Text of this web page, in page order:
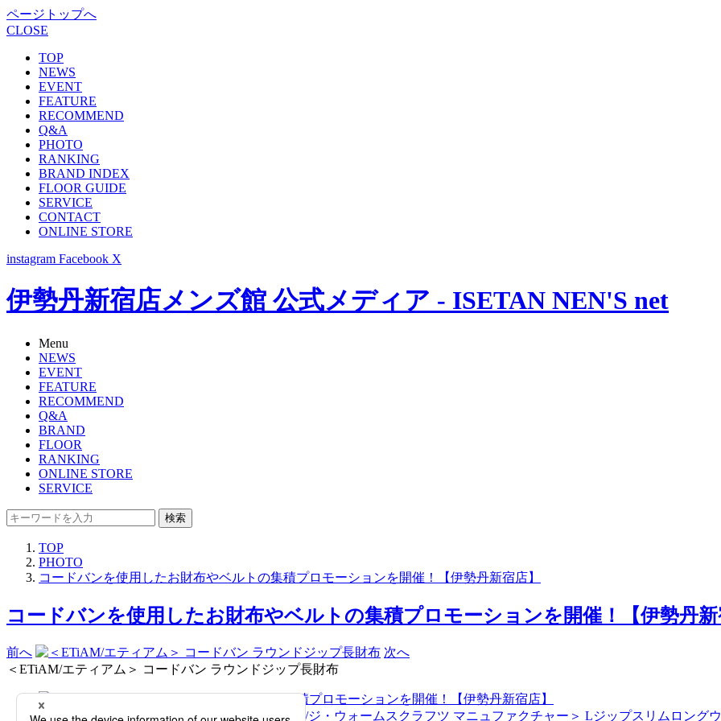
ページトップへ
CLOSE
TOP
NEWS
EVENT
FEATURE
RECOMMEND
Q&A
PHOTO
RANKING
BRAND INDEX
FLOOR GUIDE
SERVICE
CONTACT
ONLINE STORE
instagram Facebook X
伊勢丹新宿店メンズ館 公式メディア - ISETAN NEN'S net
Menu
NEWS
EVENT
FEATURE
RECOMMEND
Q&A
BRAND
FLOOR
RANKING
ONLINE STORE
SERVICE
検索
TOP
PHOTO
コードバンを使用したお財布やベルトの集積プロモーションを開催！【伊勢丹新宿店】
コードバンを使用したお財布やベルトの集積プロモーションを開催！【伊勢丹新
前へ
次へ
＜ETiAM/エティアム＞ コードバン ラウンドジップ長財布